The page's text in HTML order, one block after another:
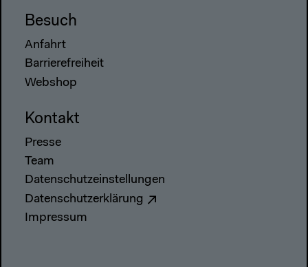
Besuch
Anfahrt
Barrierefreiheit
Webshop
Kontakt
Presse
Team
Datenschutzeinstellungen
Datenschutzerklärung
Impressum